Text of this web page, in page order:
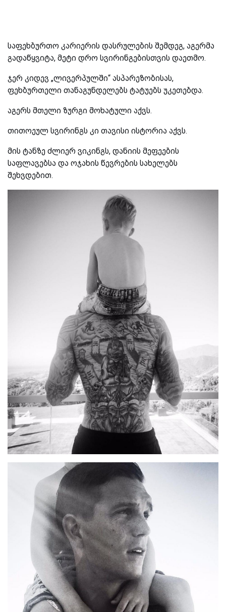
საფეხბურთო კარიერის დასრულების შემდეგ, აგერმა
გადაწყვიტა, მეტი დრო სვირინგებისთვის დაეთმო.
ჯერ კიდევ „ლივერპულში“ ასპარეზობისას,
ფეხბურთელი თანაგუნდელებს ტატუებს უკეთებდა.
აგერს მთელი ზურგი მოხატული აქვს.
თითოეულ სვირინგს კი თავისი ისტორია აქვს.
მის ტანზე ძლიერ ვიკინგს, დანიის მეფეების
საფლავებსა და ოჯახის წევრების სახელებს
შეხვდებით.